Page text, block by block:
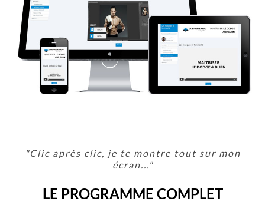
"Clic après clic, je te montre tout sur mon
écran..."
LE PROGRAMME COMPLET